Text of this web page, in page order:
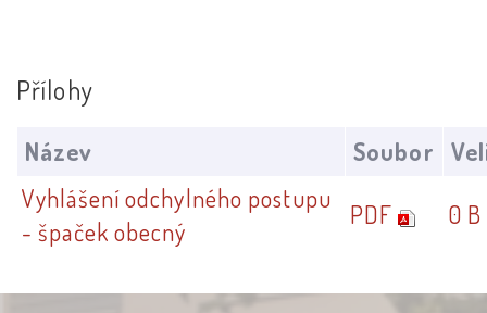
Přílohy
Název Soubor
Vyhlášení odchylného postupu
- špaček obecný
PDF 0 B